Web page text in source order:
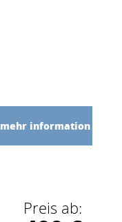
mehr information
Preis ab: